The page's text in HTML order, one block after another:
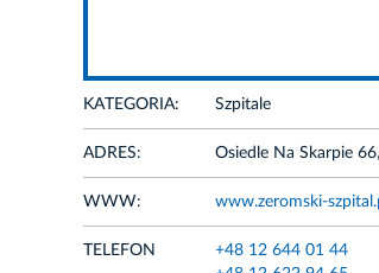
KATEGORIA: Szpitale
ADRES: Osiedle Na Skarpie
WWW: www.zeromski-
TELEFON
+48 12 644 01 44